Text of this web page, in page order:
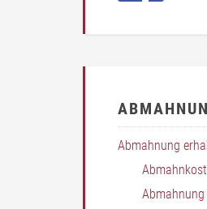
Abmahnung
Abmahnung